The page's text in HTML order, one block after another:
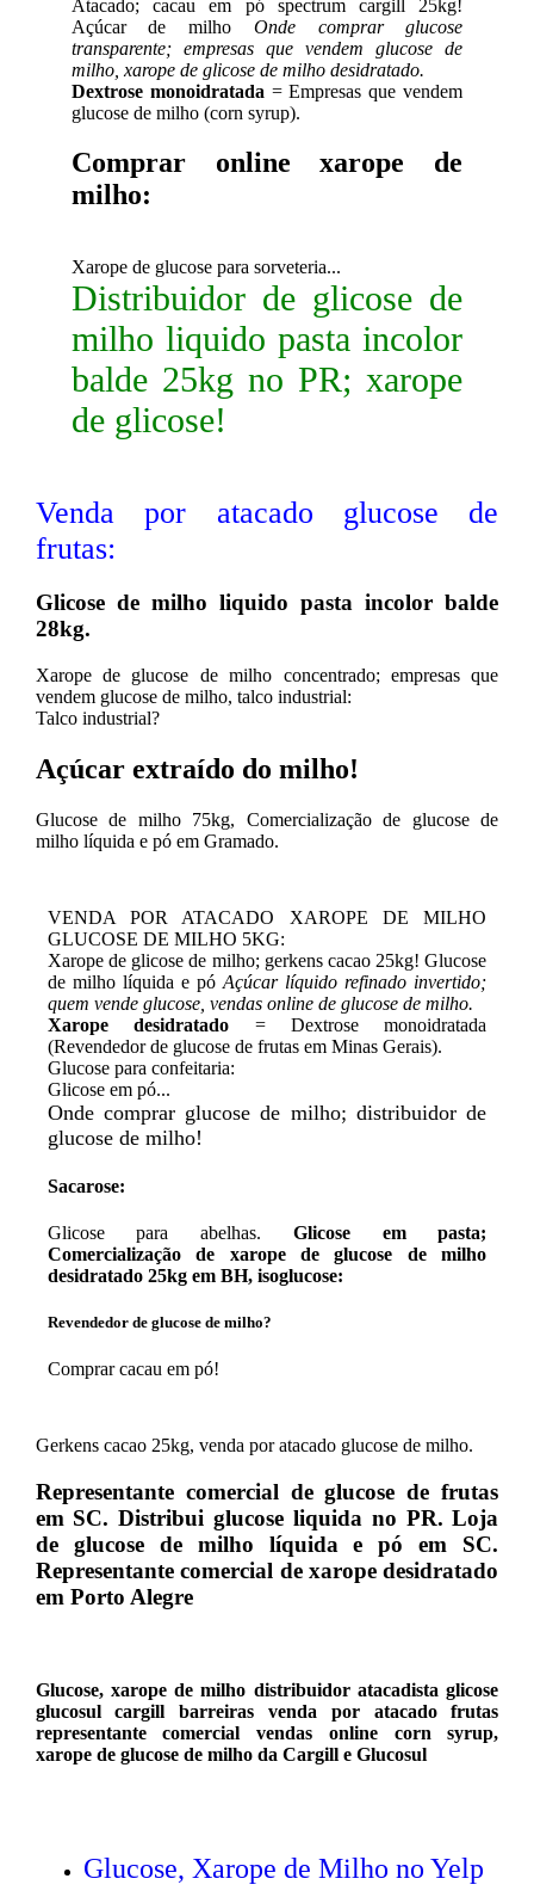
Atacado; cacau em pó spectrum cargill 25kg!
Açúcar de milho Onde comprar glucose
transparente; empresas que vendem glucose de
milho, xarope de glicose de milho desidratado.
Dextrose monoidratada = Empresas que vendem
glucose de milho (corn syrup).
Comprar online xarope de
milho:
Xarope de glucose para sorveteria...
Distribuidor de glicose de
milho liquido pasta incolor
balde 25kg no PR; xarope
de glicose!
Venda por atacado glucose de
frutas:
Glicose de milho liquido pasta incolor balde
28kg.
Xarope de glucose de milho concentrado; empresas que
vendem glucose de milho, talco industrial:
Talco industrial?
Açúcar extraído do milho!
Glucose de milho 75kg, Comercialização de glucose de
milho líquida e pó em Gramado.
VENDA POR ATACADO XAROPE DE MILHO
GLUCOSE DE MILHO 5KG:
Xarope de glicose de milho; gerkens cacao 25kg! Glucose
de milho líquida e póAçúcar líquido refinado invertido;
quem vende glucose, vendas online de glucose de milho.
Xarope desidratado = Dextrose monoidratada
(Revendedor de glucose de frutas em Minas Gerais).
Glucose para confeitaria:
Glicose em pó...
Onde comprar glucose de milho; distribuidor de
glucose de milho!
Sacarose:
Glicose para abelhas. Glicose em pasta;
Comercialização de xarope de glucose de milho
desidratado 25kg em BH, isoglucose:
Revendedor de glucose de milho?
Comprar cacau em pó!
Gerkens cacao 25kg, venda por atacado glucose de milho.
Representante comercial de glucose de frutas
em SC. Distribui glucose liquida no PR. Loja
de glucose de milho líquida e pó em SC.
Representante comercial de xarope desidratado
em Porto Alegre
Glucose, xarope de milho distribuidor atacadista glicose
glucosul cargill barreiras venda por atacado frutas
representante comercial vendas online corn syrup,
xarope de glucose de milho da Cargill e Glucosul
Glucose, Xarope de Milho no Yelp